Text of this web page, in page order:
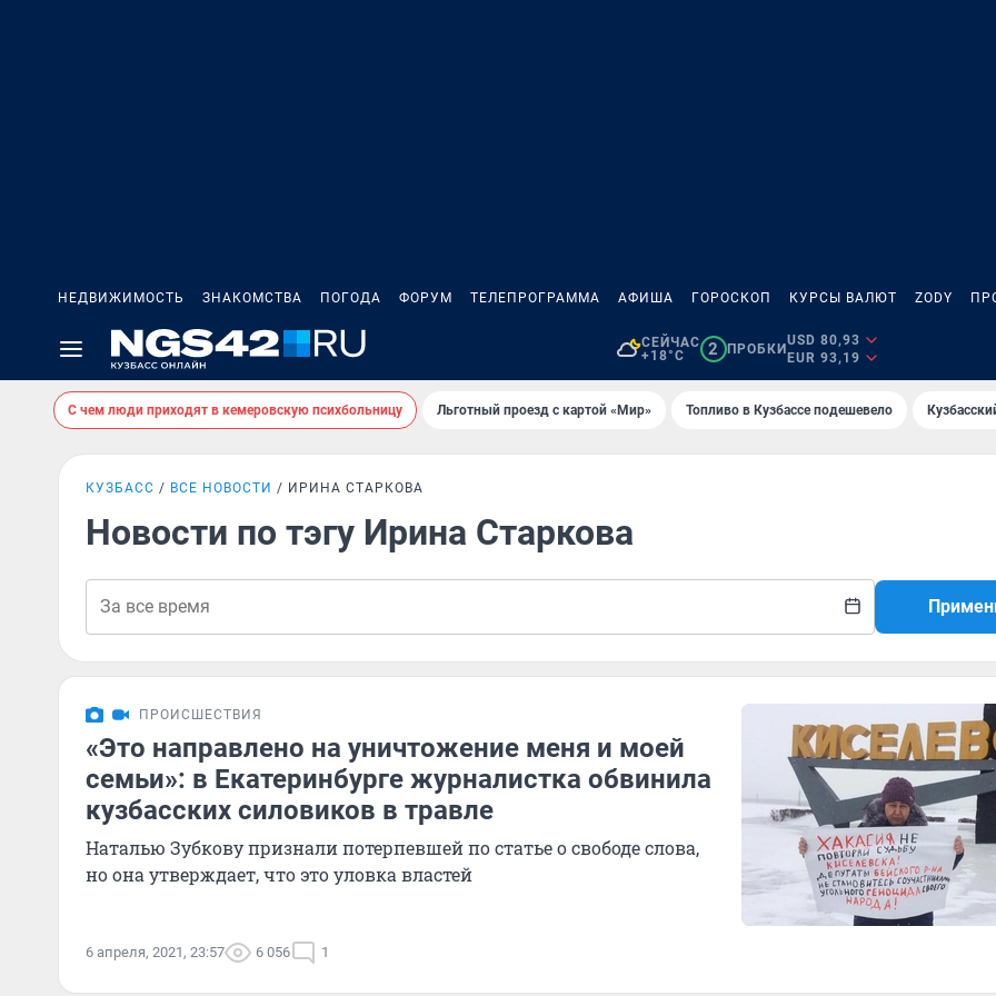
НЕДВИЖИМОСТЬ ЗНАКОМСТВА ПОГОДА ФОРУМ ТЕЛЕПРОГРАММА АФИША ГОРОСКОП КУРСЫ ВАЛЮТ ZODY
СЕЙЧАС
+18°C
2 ПРОБКИ
USD 80,93
EUR 93,19
С чем люди приходят в кемеровскую психбольницу Льготный проезд с картой «Мир» Топливо в Кузбассе подешевело
КУЗБАСС ВСЕ НОВОСТИ ИРИНА СТАРКОВА
Новости по тэгу Ирина Старкова
ПРОИСШЕСТВИЯ
«Это направлено на уничтожение меня и моей
семьи»: в Екатеринбурге журналистка обвинила
кузбасских силовиков в травле
Наталью Зубкову признали потерпевшей по статье о свободе слова,
но она утверждает, что это уловка властей
6 апреля, 2021, 23:57 6 056 1